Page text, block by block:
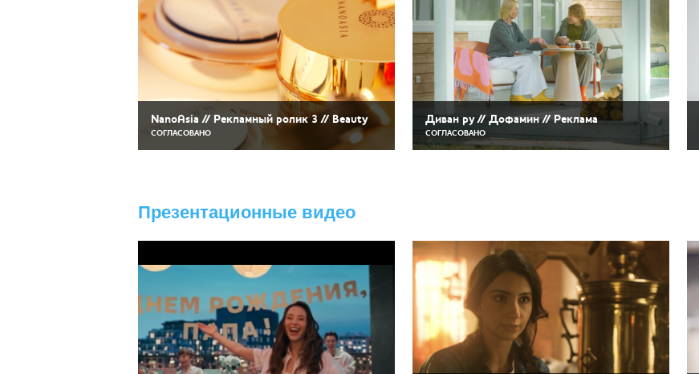
NanoAsia // Рекламный ролик 3 // Beauty
СОГЛАСОВАНО
Диван ру // Дофамин // Реклама
СОГЛАСОВАНО
Презентационные видео